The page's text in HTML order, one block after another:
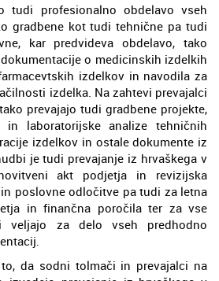
tudi profesionalno obdelavo vseh
gradbene kot tudi tehnične pa tudi
kar predvideva obdelavo, tako
o medicinskih izdelkih
izdelkov in navodila za
izdelka. Na zahtevi prevajalci
prevajajo tudi gradbene projekte,
laboratorijske analize tehničnih
izdelkov in ostale dokumente iz
je tudi prevajanje iz hrvaškega v
akt podjetja in revizijska
poslovne odločitve pa tudi za letna
in finančna poročila ter za vse
veljajo za delo vseh predhodno
da sodni tolmači in prevajalci na